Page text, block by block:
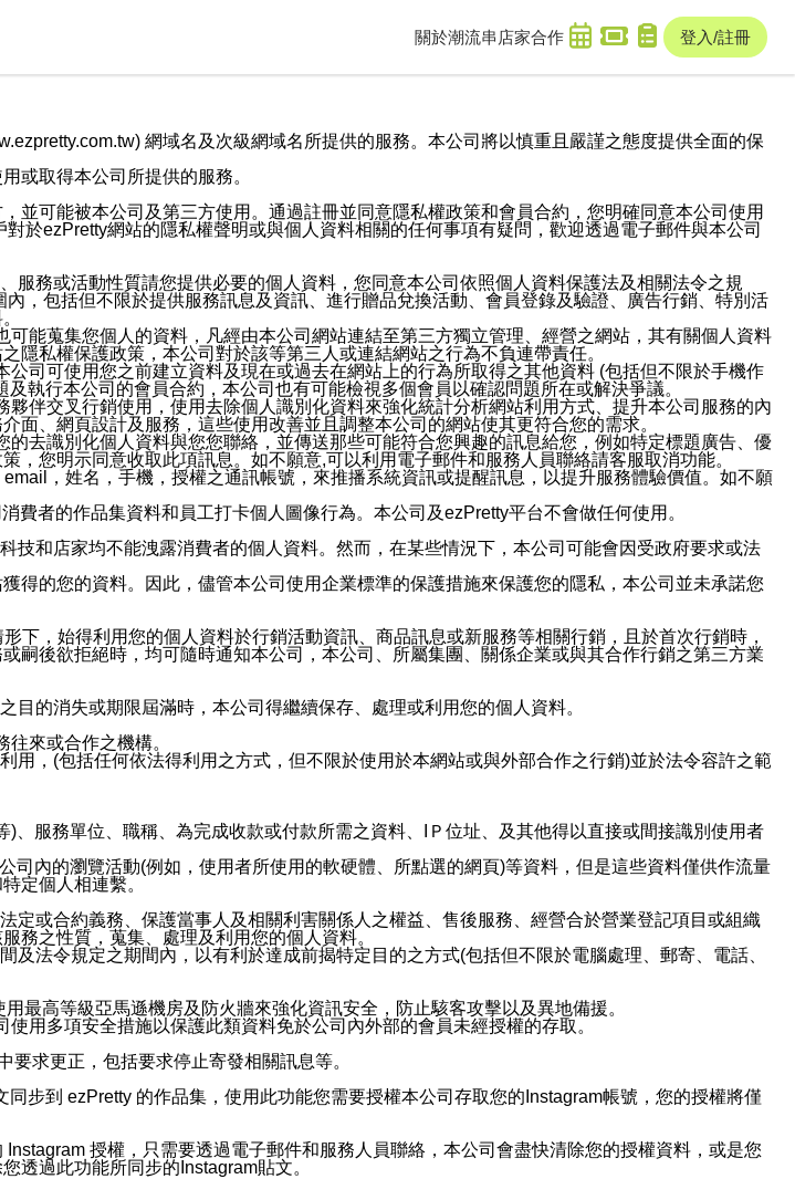
關於潮流串 店家合作 登入/註冊
網域名及次級網域名所提供的服務。本公司將以慎重且嚴謹之態度提供全面的保
或取得本公司所提供的服務。
可能被本公司及第三方使用。通過註冊並同意隱私權政策和會員合約，您明確同意本公司使用
於ezPretty網站的隱私權聲明或與個人資料相關的任何事項有疑問，歡迎透過電子郵件與本公司
務或活動性質請您提供必要的個人資料，您同意本公司依照個人資料保護法及相關法令之規
，包括但不限於提供服務訊息及資訊、進行贈品兌換活動、會員登錄及驗證、廣告行銷、特別活
能蒐集您個人的資料，凡經由本公司網站連結至第三方獨立管理、經營之網站，其有關個人資料
私權保護政策，本公司對於該等第三人或連結網站之行為不負連帶責任。
司可使用您之前建立資料及現在或過去在網站上的行為所取得之其他資料 (包括但不限於手機作
執行本公司的會員合約，本公司也有可能檢視多個會員以確認問題所在或解決爭議。
伴交叉行銷使用，使用去除個人識別化資料來強化統計分析網站利用方式、提升本公司服務的內
、網頁設計及服務，這些使用改善並且調整本公司的網站使其更符合您的需求。
去識別化個人資料與您您聯絡，並傳送那些可能符合您興趣的訊息給您，例如特定標題廣告、優
您明示同意收取此項訊息。如不願意,可以利用電子郵件和服務人員聯絡請客服取消功能。
，姓名，手機，授權之通訊帳號，來推播系統資訊或提醒訊息，以提升服務體驗價值。如不願
者的作品集資料和員工打卡個人圖像行為。本公司及ezPretty平台不會做任何使用。
和店家均不能洩露消費者的個人資料。然而，在某些情況下，本公司可能會因受政府要求或法
得的您的資料。因此，儘管本公司使用企業標準的保護措施來保護您的隱私，本公司並未承諾您
，始得利用您的個人資料於行銷活動資訊、商品訊息或新服務等相關行銷，且於首次行銷時，
嗣後欲拒絕時，均可隨時通知本公司，本公司、所屬集團、關係企業或與其合作行銷之第三方業
的消失或期限屆滿時，本公司得繼續保存、處理或利用您的個人資料。
來或合作之機構。
，(包括任何依法得利用之方式，但不限於使用於本網站或與外部合作之行銷)並於法令容許之範
服務單位、職稱、為完成收款或付款所需之資料、IＰ位址、及其他得以直接或間接識別使用者
內的瀏覽活動(例如，使用者所使用的軟硬體、所點選的網頁)等資料，但是這些資料僅供作流量
定個人相連繫。
或合約義務、保護當事人及相關利害關係人之權益、售後服務、經營合於營業登記項目或組織
務之性質，蒐集、處理及利用您的個人資料。
法令規定之期間內，以有利於達成前揭特定目的之方式(包括但不限於電腦處理、郵寄、電話、
最高等級亞馬遜機房及防火牆來強化資訊安全，防止駭客攻擊以及異地備援。
用多項安全措施以保護此類資料免於公司內外部的會員未經授權的存取。
求更正，包括要求停止寄發相關訊息等。
步到 ezPretty 的作品集，使用此功能您需要授權本公司存取您的Instagram帳號，您的授權將僅
授權，只需要透過電子郵件和服務人員聯絡，本公司會盡快清除您的授權資料，或是您
透過此功能所同步的Instagram貼文。